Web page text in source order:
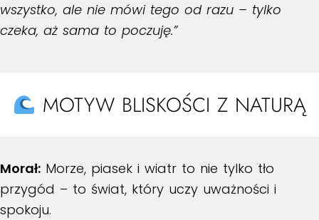
wszystko, ale nie mówi tego od razu – tylko
czeka, aż sama to poczuję.”
MOTYW BLISKOŚCI Z NATURĄ
Morał: Morze, piasek i wiatr to nie tylko tło
przygód – to świat, który uczy uważności i
spokoju.